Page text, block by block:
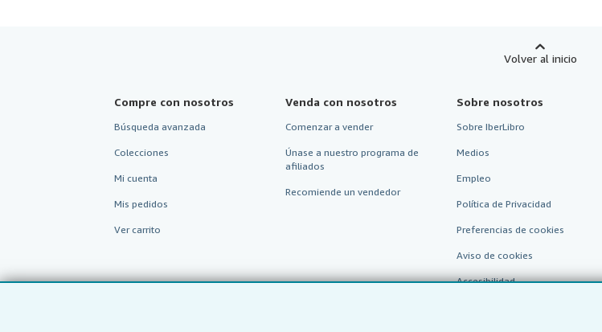
Volver al inicio
Compre con nosotros
Búsqueda avanzada
Colecciones
Mi cuenta
Mis pedidos
Ver carrito
Venda con nosotros
Comenzar a vender
Únase a nuestro programa de
afiliados
Recomiende un vendedor
Sobre nosotros
Sobre IberLibro
Medios
Empleo
Política de Privacidad
Preferencias de cookies
Aviso de cookies
Accesibilidad